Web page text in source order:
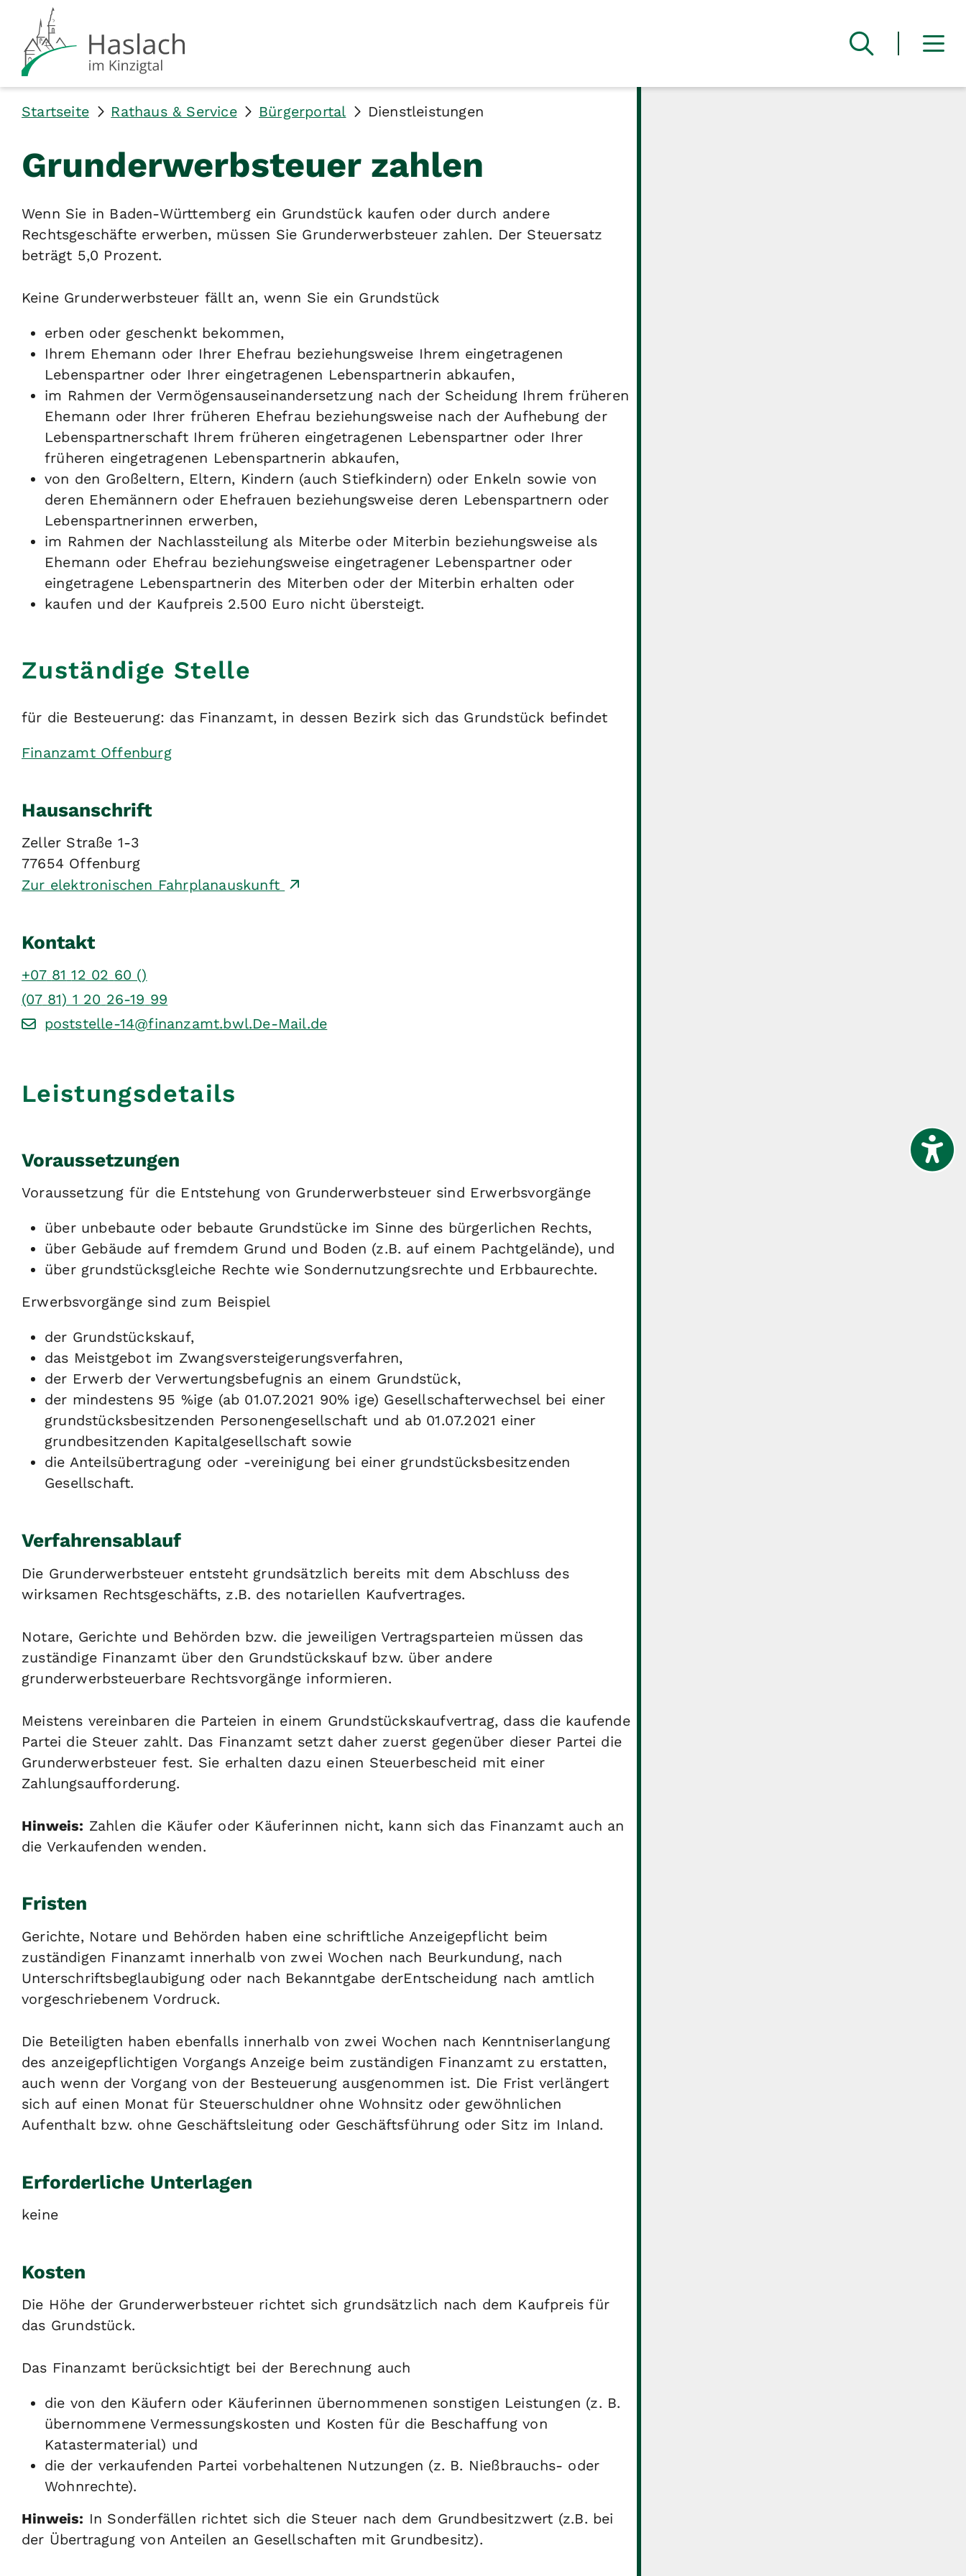
Startseite Rathaus & Service Bürgerportal Dienstleistungen
Grunderwerbsteuer zahlen
Wenn Sie in Baden-Württemberg ein Grundstück kaufen oder durch andere
Rechtsgeschäfte erwerben, müssen Sie Grunderwerbsteuer zahlen. Der Steuersatz
beträgt 5,0 Prozent.
Keine Grunderwerbsteuer fällt an, wenn Sie ein Grundstück
erben oder geschenkt bekommen,
Ihrem Ehemann oder Ihrer Ehefrau beziehungsweise Ihrem eingetragenen
Lebenspartner oder Ihrer eingetragenen Lebenspartnerin abkaufen,
im Rahmen der Vermögensauseinandersetzung nach der Scheidung Ihrem früheren
Ehemann oder Ihrer früheren Ehefrau beziehungsweise nach der Aufhebung der
Lebenspartnerschaft Ihrem früheren eingetragenen Lebenspartner oder Ihrer
früheren eingetragenen Lebenspartnerin abkaufen,
von den Großeltern, Eltern, Kindern (auch Stiefkindern) oder Enkeln sowie von
deren Ehemännern oder Ehefrauen beziehungsweise deren Lebenspartnern oder
Lebenspartnerinnen erwerben,
im Rahmen der Nachlassteilung als Miterbe oder Miterbin beziehungsweise als
Ehemann oder Ehefrau beziehungsweise eingetragener Lebenspartner oder
eingetragene Lebenspartnerin des Miterben oder der Miterbin erhalten oder
kaufen und der Kaufpreis 2.500 Euro nicht übersteigt.
Zuständige Stelle
für die Besteuerung: das Finanzamt, in dessen Bezirk sich das Grundstück befindet
Finanzamt Offenburg
Hausanschrift
Zeller Straße 1-3
77654 Offenburg
Zur elektronischen Fahrplanauskunft
Kontakt
+07 81 12 02 60 ()
(07 81) 1 20 26-19 99
poststelle-14@finanzamt.bwl.De-Mail.de
Leistungsdetails
Voraussetzungen
Voraussetzung für die Entstehung von Grunderwerbsteuer sind Erwerbsvorgänge
über unbebaute oder bebaute Grundstücke im Sinne des bürgerlichen Rechts,
über Gebäude auf fremdem Grund und Boden (z.B. auf einem Pachtgelände), und
über grundstücksgleiche Rechte wie Sondernutzungsrechte und Erbbaurechte.
Erwerbsvorgänge sind zum Beispiel
der Grundstückskauf,
das Meistgebot im Zwangsversteigerungsverfahren,
der Erwerb der Verwertungsbefugnis an einem Grundstück,
der mindestens 95 %ige (ab 01.07.2021 90% ige) Gesellschafterwechsel bei einer
grundstücksbesitzenden Personengesellschaft und ab 01.07.2021 einer
grundbesitzenden Kapitalgesellschaft sowie
die Anteilsübertragung oder -vereinigung bei einer grundstücksbesitzenden
Gesellschaft.
Verfahrensablauf
Die Grunderwerbsteuer entsteht grundsätzlich bereits mit dem Abschluss des
wirksamen Rechtsgeschäfts, z.B. des notariellen Kaufvertrages.
Notare, Gerichte und Behörden bzw. die jeweiligen Vertragsparteien müssen das
zuständige Finanzamt über den Grundstückskauf bzw. über andere
grunderwerbsteuerbare Rechtsvorgänge informieren.
Meistens vereinbaren die Parteien in einem Grundstückskaufvertrag, dass die kaufende
Partei die Steuer zahlt. Das Finanzamt setzt daher zuerst gegenüber dieser Partei die
Grunderwerbsteuer fest. Sie erhalten dazu einen Steuerbescheid mit einer
Zahlungsaufforderung.
Hinweis: Zahlen die Käufer oder Käuferinnen nicht, kann sich das Finanzamt auch an
die Verkaufenden wenden.
Fristen
Gerichte, Notare und Behörden haben eine schriftliche Anzeigepflicht beim
zuständigen Finanzamt innerhalb von zwei Wochen nach Beurkundung, nach
Unterschriftsbeglaubigung oder nach Bekanntgabe derEntscheidung nach amtlich
vorgeschriebenem Vordruck.
Die Beteiligten haben ebenfalls innerhalb von zwei Wochen nach Kenntniserlangung
des anzeigepflichtigen Vorgangs Anzeige beim zuständigen Finanzamt zu erstatten,
auch wenn der Vorgang von der Besteuerung ausgenommen ist. Die Frist verlängert
sich auf einen Monat für Steuerschuldner ohne Wohnsitz oder gewöhnlichen
Aufenthalt bzw. ohne Geschäftsleitung oder Geschäftsführung oder Sitz im Inland.
Erforderliche Unterlagen
keine
Kosten
Die Höhe der Grunderwerbsteuer richtet sich grundsätzlich nach dem Kaufpreis für
das Grundstück.
Das Finanzamt berücksichtigt bei der Berechnung auch
die von den Käufern oder Käuferinnen übernommenen sonstigen Leistungen (z. B.
übernommene Vermessungskosten und Kosten für die Beschaffung von
Katastermaterial) und
die der verkaufenden Partei vorbehaltenen Nutzungen (z. B. Nießbrauchs- oder
Wohnrechte).
Hinweis: In Sonderfällen richtet sich die Steuer nach dem Grundbesitzwert (z.B. bei
der Übertragung von Anteilen an Gesellschaften mit Grundbesitz).